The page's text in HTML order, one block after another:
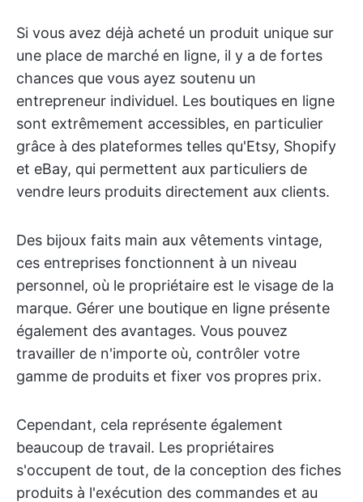
Si vous avez déjà acheté un produit unique sur
une place de marché en ligne, il y a de fortes
chances que vous ayez soutenu un
entrepreneur individuel. Les boutiques en ligne
sont extrêmement accessibles, en particulier
grâce à des plateformes telles qu'Etsy, Shopify
et eBay, qui permettent aux particuliers de
vendre leurs produits directement aux clients.
Des bijoux faits main aux vêtements vintage,
ces entreprises fonctionnent à un niveau
personnel, où le propriétaire est le visage de la
marque. Gérer une boutique en ligne présente
également des avantages. Vous pouvez
travailler de n'importe où, contrôler votre
gamme de produits et fixer vos propres prix.
Cependant, cela représente également
beaucoup de travail. Les propriétaires
s'occupent de tout, de la conception des fiches
produits à l'exécution des commandes et au